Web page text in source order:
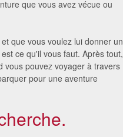
que vous avez vécue ou
que vous voulez lui donner un
ce qu'il vous faut. Après tout,
vous pouvez voyager à travers
pour une aventure